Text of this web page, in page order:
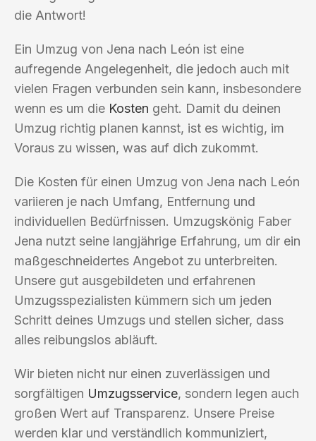
die Antwort!
Ein Umzug von Jena nach León ist eine
aufregende Angelegenheit, die jedoch auch mit
vielen Fragen verbunden sein kann, insbesondere
wenn es um die Kosten geht. Damit du deinen
Umzug richtig planen kannst, ist es wichtig, im
Voraus zu wissen, was auf dich zukommt.
Die Kosten für einen Umzug von Jena nach León
variieren je nach Umfang, Entfernung und
individuellen Bedürfnissen. Umzugskönig Faber
Jena nutzt seine langjährige Erfahrung, um dir ein
maßgeschneidertes Angebot zu unterbreiten.
Unsere gut ausgebildeten und erfahrenen
Umzugsspezialisten kümmern sich um jeden
Schritt deines Umzugs und stellen sicher, dass
alles reibungslos abläuft.
Wir bieten nicht nur einen zuverlässigen und
sorgfältigen Umzugsservice, sondern legen auch
großen Wert auf Transparenz. Unsere Preise
werden klar und verständlich kommuniziert,